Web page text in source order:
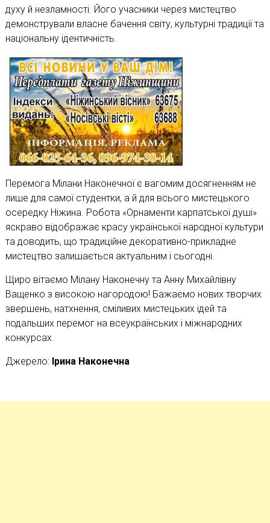
духу й незламності. Його учасники через мистецтво
демонстрували власне бачення світу, культурні традиції та
національну ідентичність.
Перемога Мілани Наконечної є вагомим досягненням не
лише для самої студентки, а й для всього мистецького
осередку Ніжина. Робота «Орнаменти карпатської душі»
яскраво відображає красу української народної культури
та доводить, що традиційне декоративно-прикладне
мистецтво залишається актуальним і сьогодні.
Щиро вітаємо Мілану Наконечну та Анну Михайлівну
Ващенко з високою нагородою! Бажаємо нових творчих
звершень, натхнення, сміливих мистецьких ідей та
подальших перемог на всеукраїнських і міжнародних
конкурсах.
Джерело: Ірина Наконечна